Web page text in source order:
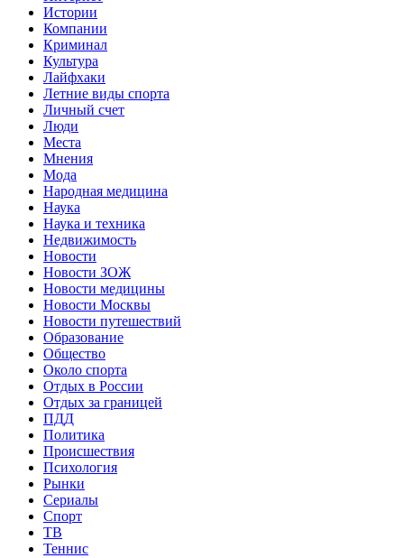
Истории
Компании
Криминал
Культура
Лайфхаки
Летние виды спорта
Личный счет
Люди
Места
Мнения
Мода
Народная медицина
Наука
Наука и техника
Недвижимость
Новости
Новости ЗОЖ
Новости медицины
Новости Москвы
Новости путешествий
Образование
Общество
Около спорта
Отдых в России
Отдых за границей
ПДД
Политика
Происшествия
Психология
Рынки
Сериалы
Спорт
ТВ
Теннис